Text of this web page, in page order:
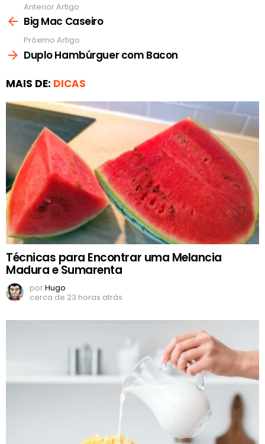
mais
Anterior Artigo
Big Mac Caseiro
Próximo Artigo
Duplo Hambúrguer com Bacon
MAIS DE: DICAS
Técnicas para Encontrar uma Melancia
Madura e Sumarenta
porHugo
cerca de 23 horas atrás